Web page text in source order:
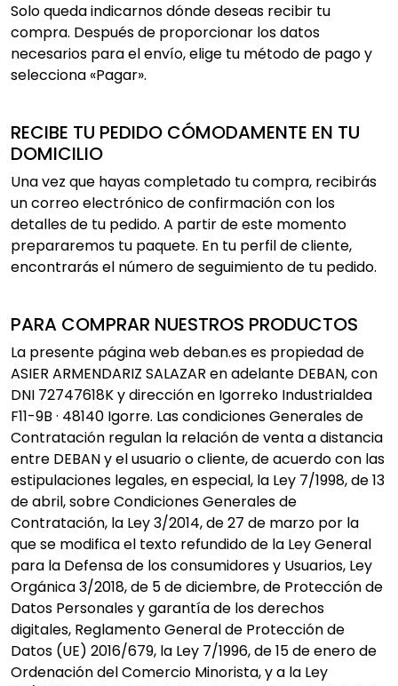
Solo queda indicarnos dónde deseas recibir tu
compra. Después de proporcionar los datos
necesarios para el envío, elige tu método de pago y
selecciona «Pagar».
RECIBE TU PEDIDO CÓMODAMENTE EN TU
DOMICILIO
Una vez que hayas completado tu compra, recibirás
un correo electrónico de confirmación con los
detalles de tu pedido. A partir de este momento
prepararemos tu paquete. En tu perfil de cliente,
encontrarás el número de seguimiento de tu pedido.
PARA COMPRAR NUESTROS PRODUCTOS
La presente página web deban.es es propiedad de
ASIER ARMENDARIZ SALAZAR en adelante DEBAN, con
DNI 72747618K y dirección en Igorreko Industrialdea
F11-9B · 48140 Igorre. Las condiciones Generales de
Contratación regulan la relación de venta a distancia
entre DEBAN y el usuario o cliente, de acuerdo con las
estipulaciones legales, en especial, la Ley 7/1998, de 13
de abril, sobre Condiciones Generales de
Contratación, la Ley 3/2014, de 27 de marzo por la
que se modifica el texto refundido de la Ley General
para la Defensa de los consumidores y Usuarios, Ley
Orgánica 3/2018, de 5 de diciembre, de Protección de
Datos Personales y garantía de los derechos
digitales, Reglamento General de Protección de
Datos (UE) 2016/679, la Ley 7/1996, de 15 de enero de
Ordenación del Comercio Minorista, y a la Ley